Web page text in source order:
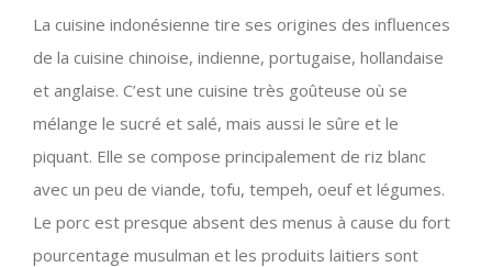
La cuisine indonésienne tire ses origines des influences
de la cuisine chinoise, indienne, portugaise, hollandaise
et anglaise. C’est une cuisine très goûteuse où se
mélange le sucré et salé, mais aussi le sûre et le
piquant. Elle se compose principalement de riz blanc
avec un peu de viande, tofu, tempeh, oeuf et légumes.
Le porc est presque absent des menus à cause du fort
pourcentage musulman et les produits laitiers sont